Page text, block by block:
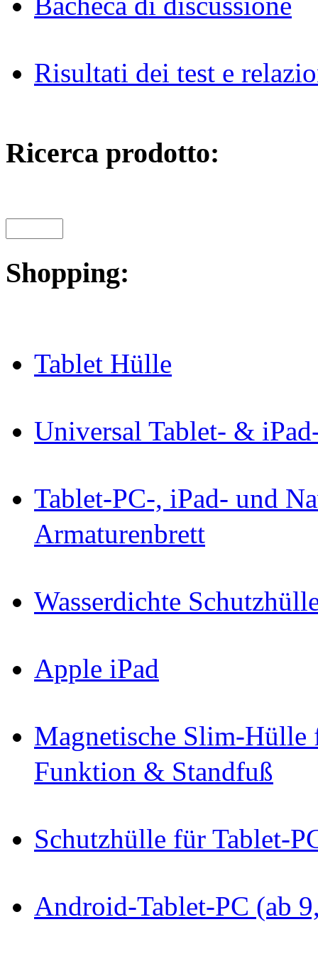
Risultati dei test e
Ricerca prodotto:
Shopping:
Tablet Hülle
Universal Tablet- &
Tablet-PC-, iPad- und
Armaturenbrett
Wasserdichte
Apple iPad
Magnetische Slim-
Funktion & Standfuß
Schutzhülle für Tablet-
Android-Tablet-PC (ab